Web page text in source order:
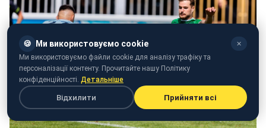
🍪 Ми використовуємо cookie ✕
Ми використовуємо файли cookie для аналізу трафіку та
персоналізації контенту. Прочитайте нашу Політику
конфіденційності. Детальніше
Відхилити Прийняти всі